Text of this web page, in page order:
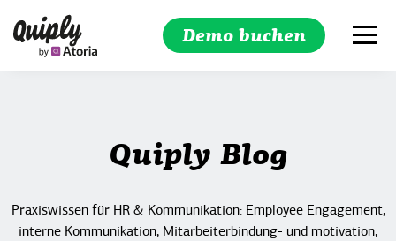
Demo buchen
Quiply Blog
Praxiswissen für HR & Kommunikation: Employee Engagement,
interne Kommunikation, Mitarbeiterbindung- und motivation,